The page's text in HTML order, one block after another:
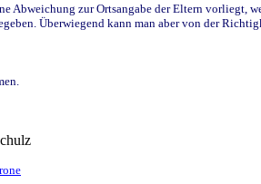
Abweichung zur Ortsangabe der Eltern vorliegt,
Überwiegend kann man aber von der